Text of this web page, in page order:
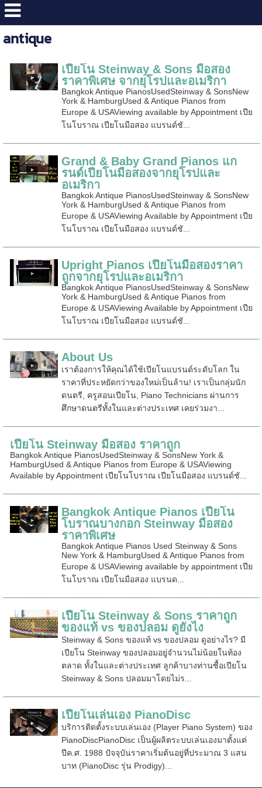
antique
เปียโน Steinway & Sons มือสอง
ราคาพิเศษ จากยุโรปและอเมริกา
Bangkok Antique PianosUsedSteinway & SonsNew
York & HamburgUsed & Antique Pianos from
Europe & USAViewing available by Appointment เปีย
โนโบราณ เปียโนมือสอง แบรนด์ชั...
Grand & Baby Grand Pianos แก
รนด์เปียโนมือสองจากยุโรปและ
อเมริกา
Bangkok Antique PianosUsedSteinway & SonsNew
York & HamburgUsed & Antique Pianos from
Europe & USAViewing Available by Appointment เปีย
โนโบราณ เปียโนมือสอง แบรนด์ชั...
Upright Pianos เปียโนมือสองราคา
ถูกจากยุโรปและอเมริกา
Bangkok Antique PianosUsedSteinway & SonsNew
York & HamburgUsed & Antique Pianos from
Europe & USAViewing Available by Appointment เปีย
โนโบราณ เปียโนมือสอง แบรนด์ชั...
About Us
เราต้องการให้คุณได้ใช้เปียโนแบรนด์ระดับโลก ใน
ราคาที่ประหยัดกว่าของใหม่เป็นล้าน! เราเป็นกลุ่มนัก
ดนตรี, ครูสอนเปียโน, Piano Technicians ผ่านการ
ศึกษาดนตรีทั้งในและต่างประเทศ เคยร่วมงา...
เปียโน Steinway มือสอง ราคาถูก
Bangkok Antique PianosUsedSteinway & SonsNew York &
HamburgUsed & Antique Pianos from Europe & USAViewing
Available by Appointment เปียโนโบราณ เปียโนมือสอง แบรนด์ชั...
Bangkok Antique Pianos เปียโน
โบราณบางกอก Steinway มือสอง
ราคาพิเศษ
Bangkok Antique Pianos Used Steinway & Sons
New York & HamburgUsed & Antique Pianos from
Europe & USAViewing available by appointment เปีย
โนโบราณ เปียโนมือสอง แบรนด...
เปียโน Steinway & Sons ราคาถูก
ของแท้ vs ของปลอม ดูยังไง
Steinway & Sons ของแท้ vs ของปลอม ดูอย่างไร? มี
เปียโน Steinway ของปลอมอยู่จำนวนไม่น้อยในท้อง
ตลาด ทั้งในและต่างประเทศ ลูกค้าบางท่านซื้อเปียโน
Steinway & Sons ปลอมมาโดยไม่ร...
เปียโนเล่นเอง PianoDisc
บริการติดตั้งระบบเล่นเอง (Player Piano System) ของ
PianoDiscPianoDisc เป็นผู้ผลิตระบบเล่นเองมาตั้งแต่
ปีค.ศ. 1988 ปัจจุบันราคาเริ่มต้นอยู่ที่ประมาณ 3 แสน
บาท (PianoDisc รุ่น Prodigy)...